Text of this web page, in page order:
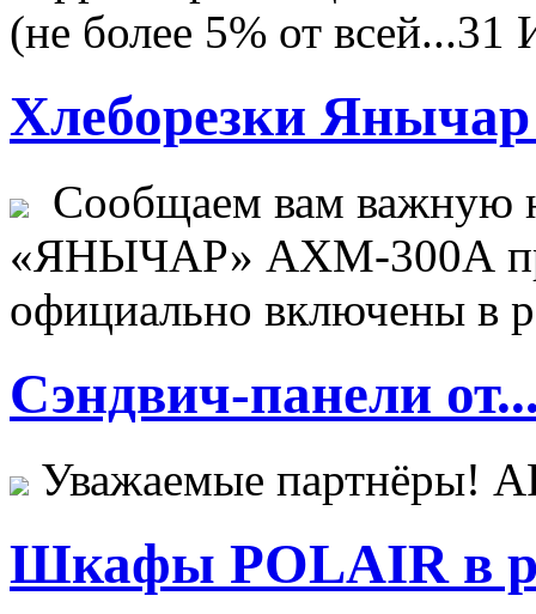
(не более 5% от всей...31
Хлеборезки Янычар
Сообщаем вам важную
«ЯНЫЧАР» АХМ-300А
официально включены в
Сэндвич-панели
Уважаемые
Шкафы POLAIR в